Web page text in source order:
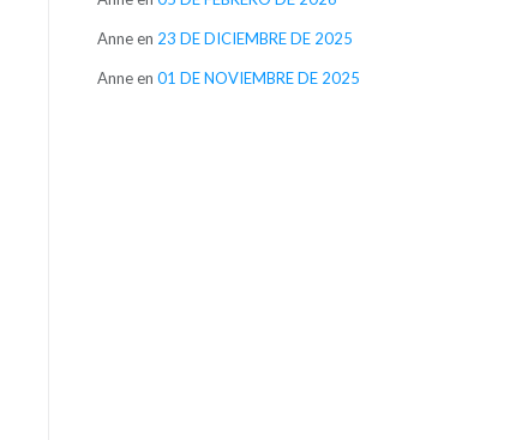
Anneen 23 DE DICIEMBRE DE 2025
Anneen 01 DE NOVIEMBRE DE 2025